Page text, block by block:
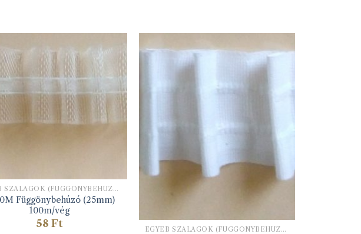
EGYÉB SZALAGOK (FÜGGÖNYBEHÚZÓ, HÍMZŐ ALAPSZALAG, STB)
Függönybehúzó (25mm)
100m/vég
58 Ft EGYÉB SZALAGOK (FÜGGÖNYBEHÚZÓ, HÍMZŐ ALAPSZALAG, STB)